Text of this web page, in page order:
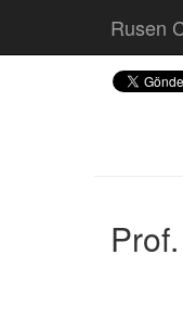
Rusen